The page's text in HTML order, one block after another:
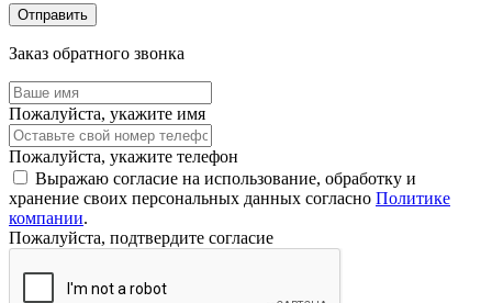
Отправить
Заказ обратного звонка
Пожалуйста, укажите имя
Пожалуйста, укажите телефон
Выражаю согласие на использование, обработку и
хранение своих персональных данных согласно Политике
компании.
Пожалуйста, подтвердите согласие